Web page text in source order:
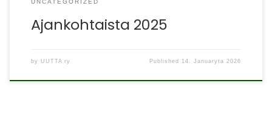
UNCATEGORIZED
Ajankohtaista 2025
by UUTTA ry Published 14. Januaryta 2026